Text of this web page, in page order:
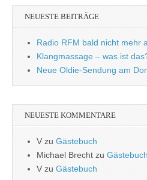
NEUESTE BEITRÄGE
Radio RFM bald nicht mehr
Klangmassage – was ist
Neue Oldie-Sendung am
NEUESTE KOMMENTARE
V zu Gästebuch
Michael Brecht zu Gästebuch
Vzu Gästebuch